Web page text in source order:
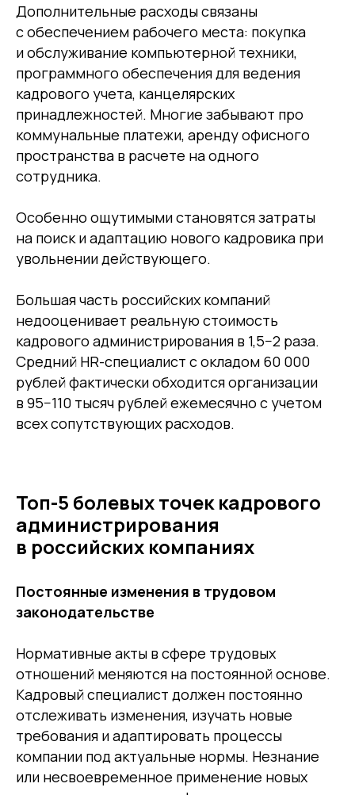
Дополнительные расходы связаны
с обеспечением рабочего места: покупка
и обслуживание компьютерной техники,
программного обеспечения для ведения
кадрового учета, канцелярских
принадлежностей. Многие забывают про
коммунальные платежи, аренду офисного
пространства в расчете на одного
сотрудника.
Особенно ощутимыми становятся затраты
на поиск и адаптацию нового кадровика при
увольнении действующего.
Большая часть российских компаний
недооценивает реальную стоимость
кадрового администрирования в 1,5−2 раза.
Средний HR-специалист с окладом 60 000
рублей фактически обходится организации
в 95−110 тысяч рублей ежемесячно с учетом
всех сопутствующих расходов.
Топ-5 болевых точек кадрового
администрирования
в российских компаниях
Постоянные изменения в трудовом
законодательстве
Нормативные акты в сфере трудовых
отношений меняются на постоянной основе.
Кадровый специалист должен постоянно
отслеживать изменения, изучать новые
требования и адаптировать процессы
компании под актуальные нормы. Незнание
или несвоевременное применение новых